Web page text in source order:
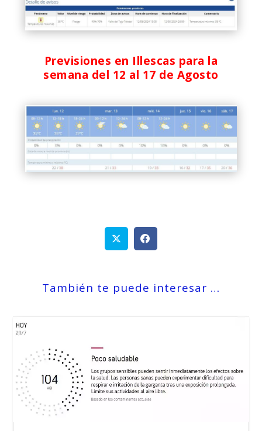
Previsiones en Illescas para la
semana del 12 al 17 de Agosto
También te puede interesar …